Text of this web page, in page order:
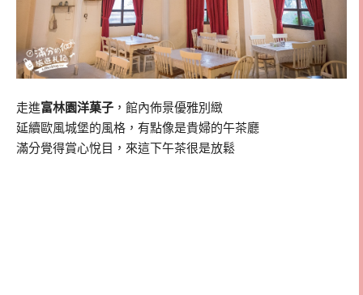
走進富林園洋菓子 ，館內佈景優雅別緻
延續歐風城堡的風格，有點像是貴婦的午茶廳
滿分覺得賞心悅目，來這下午茶很是放鬆